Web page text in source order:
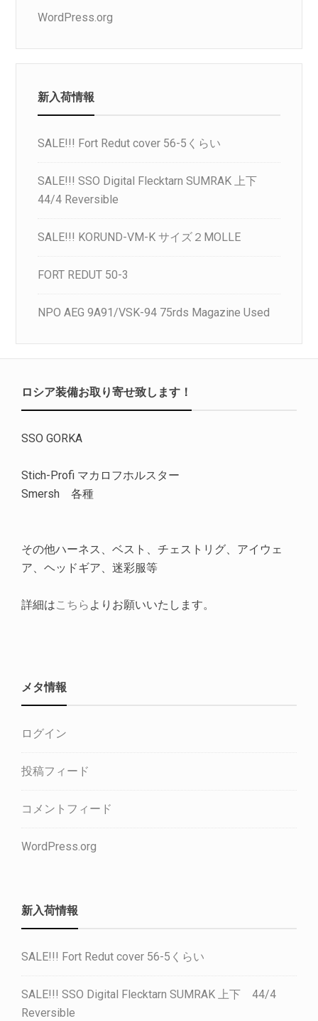
WordPress.org
新入荷情報
SALE!!! Fort Redut cover 56-5くらい
SALE!!! SSO Digital Flecktarn SUMRAK 上下
44/4 Reversible
SALE!!! KORUND-VM-K サイズ２MOLLE
FORT REDUT 50-3
NPO AEG 9A91/VSK-94 75rds Magazine Used
ロシア装備お取り寄せ致します！
SSO GORKA
Stich-Profi マカロフホルスター
Smersh 各種
その他ハーネス、ベスト、チェストリグ、アイウェ
ア、ヘッドギア、迷彩服等
詳細はこちら よりお願いいたします。
メタ情報
ログイン
投稿フィード
コメントフィード
WordPress.org
新入荷情報
SALE!!! Fort Redut cover 56-5くらい
SALE!!! SSO Digital Flecktarn SUMRAK 上下 44/4
Reversible